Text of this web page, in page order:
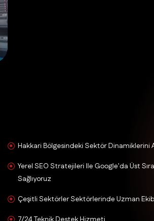
Hakkari Bölgesindeki Sektör Dinamiklerini
Yerel SEO Stratejileri Ile Google'da Üst
Sağlıyoruz
Çeşitli Sektörler Sektörlerinde Uzman